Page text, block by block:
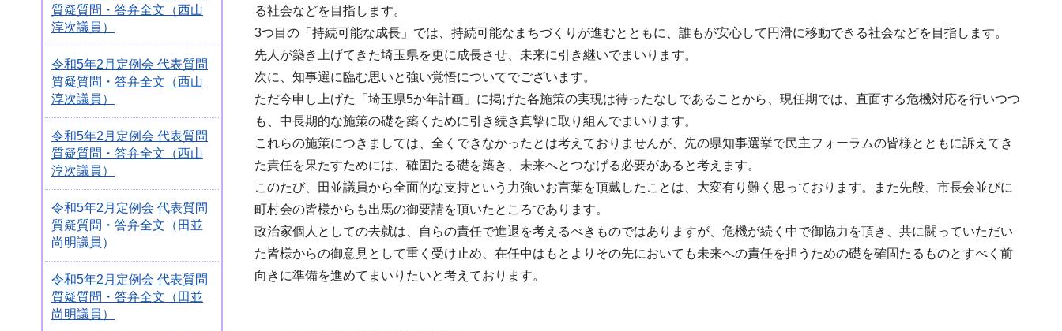
質疑質問・答弁全文（西山
淳次議員）
令和5年2月定例会 代表質問
質疑質問・答弁全文（西山
淳次議員）
令和5年2月定例会 代表質問
質疑質問・答弁全文（西山
淳次議員）
令和5年2月定例会 代表質問
質疑質問・答弁全文（田並
尚明議員）
令和5年2月定例会 代表質問
質疑質問・答弁全文（田並
尚明議員）
る社会などを目指します。
3つ目の「持続可能な成長」では、持続可能なまちづくりが進むとともに、誰もが安心して円滑に移動できる社会などを目指します。
先人が築き上げてきた埼玉県を更に成長させ、未来に引き継いでまいります。
次に、知事選に臨む思いと強い覚悟についてでございます。
ただ今申し上げた「埼玉県5か年計画」に掲げた各施策の実現は待ったなしであることから、現任期では、直面する危機対応を行いつつ
も、中長期的な施策の礎を築くために引き続き真摯に取り組んでまいります。
これらの施策につきましては、全くできなかったとは考えておりませんが、先の県知事選挙で民主フォーラムの皆様とともに訴えてき
た責任を果たすためには、確固たる礎を築き、未来へとつなげる必要があると考えます。
このたび、田並議員から全面的な支持という力強いお言葉を頂戴したことは、大変有り難く思っております。また先般、市長会並びに
町村会の皆様からも出馬の御要請を頂いたところであります。
政治家個人としての去就は、自らの責任で進退を考えるべきものではありますが、危機が続く中で御協力を頂き、共に闘っていただい
た皆様からの御意見として重く受け止め、在任中はもとよりその先においても未来への責任を担うための礎を確固たるものとすべく前
向きに準備を進めてまいりたいと考えております。